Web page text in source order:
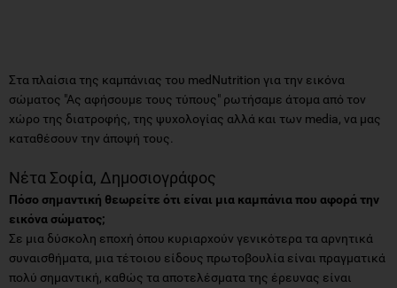
Στα πλαίσια της καμπάνιας του medNutrition για την εικόνα
σώματος "Ας αφήσουμε τους τύπους" ρωτήσαμε άτομα από τον
χώρο της διατροφής, της ψυχολογίας αλλά και των media, να μας
καταθέσουν την άποψή τους.
Νέτα Σοφία, Δημοσιογράφος
Πόσο σημαντική θεωρείτε ότι είναι μια καμπάνια που αφορά την
εικόνα σώματος;
Σε μια δύσκολη εποχή όπου κυριαρχούν γενικότερα τα αρνητικά
συναισθήματα, μια τέτοιου είδους πρωτοβουλία είναι πραγματικά
πολύ σημαντική, καθώς τα αποτελέσματα της έρευνας είναι